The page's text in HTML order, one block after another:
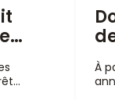
À